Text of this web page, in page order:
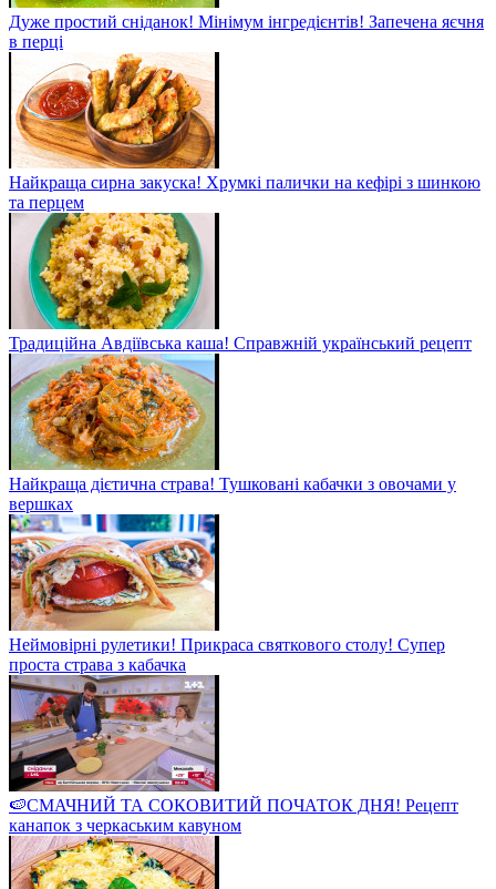
Дуже простий сніданок! Мінімум інгредієнтів! Запечена яєчня
в перці
Найкраща сирна закуска! Хрумкі палички на кефірі з шинкою
та перцем
Традиційна Авдіївська каша! Справжній український рецепт
Найкраща дієтична страва! Тушковані кабачки з овочами у
вершках
Неймовірні рулетики! Прикраса святкового столу! Супер
проста страва з кабачка
🍉СМАЧНИЙ ТА СОКОВИТИЙ ПОЧАТОК ДНЯ! Рецепт
канапок з черкаським кавуном